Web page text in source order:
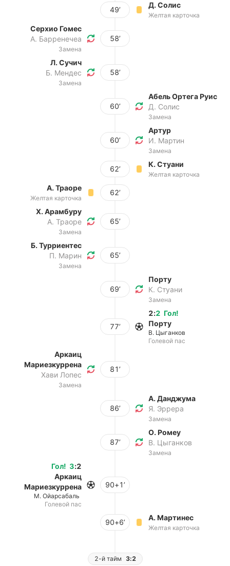
49’
Д. Солис
Желтая карточка
Серхио Гомес
А. Барренечеа
Замена
58’
Л. Сучич
Б. Мендес
Замена
58’
60’
Абель Ортега Руис
Д. Солис
Замена
60’
Артур
И. Мартин
Замена
62’
К. Стуани
Желтая карточка
А. Траоре
Желтая карточка
62’
Х. Арамбуру
А. Траоре
Замена
65’
Б. Турриентес
П. Марин
Замена
65’
69’
Порту
К. Стуани
Замена
77’
Гол!
2:2
Порту
В. Цыганков
Голевой пас
Аркаиц
Мариезкуррена
Хави Лопес
Замена
81’
86’
А. Данджума
Я. Эррера
Замена
87’
О. Ромеу
В. Цыганков
Замена
Гол! 3:2
Аркаиц
Мариезкуррена
М. Ойарсабаль
Голевой пас
90+1’
90+6’
А. Мартинес
Желтая карточка
2-й тайм 3:2